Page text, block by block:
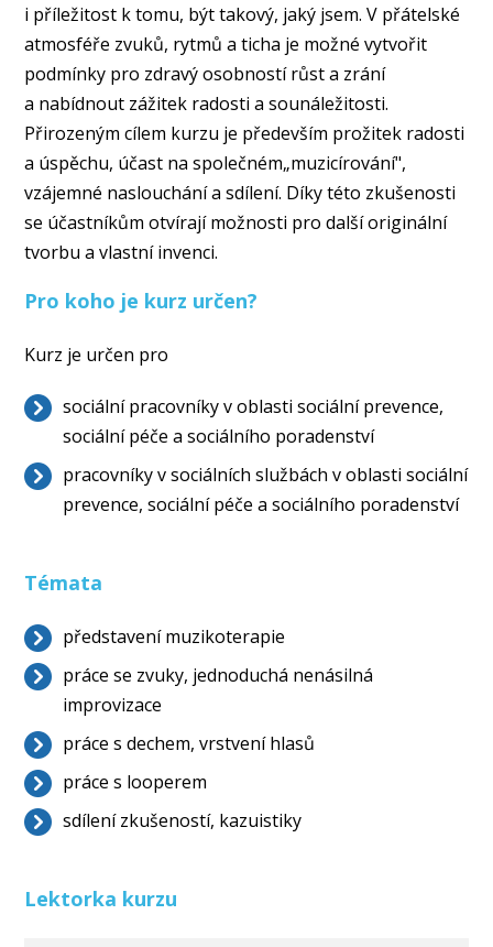
i příležitost k tomu, být takový, jaký jsem. V přátelské
atmosféře zvuků, rytmů a ticha je možné vytvořit
podmínky pro zdravý osobností růst a zrání
a nabídnout zážitek radosti a sounáležitosti.
Přirozeným cílem kurzu je především prožitek radosti
a úspěchu, účast na společném„muzicírování",
vzájemné naslouchání a sdílení. Díky této zkušenosti
se účastníkům otvírají možnosti pro další originální
tvorbu a vlastní invenci.
Pro koho je kurz určen?
Kurz je určen pro
sociální pracovníky v oblasti sociální prevence,
sociální péče a sociálního poradenství
pracovníky v sociálních službách v oblasti sociální
prevence, sociální péče a sociálního poradenství
Témata
představení muzikoterapie
práce se zvuky, jednoduchá nenásilná
improvizace
práce s dechem, vrstvení hlasů
práce s looperem
sdílení zkušeností, kazuistiky
Lektorka kurzu